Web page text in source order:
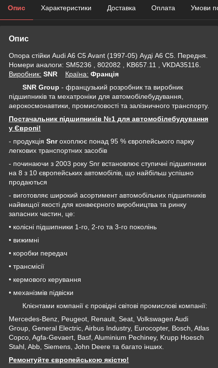
Опис Характеристики Доставка Оплата Умови
Опис
Опора стійки Audi A6 C5 Avant (1997-05) Ауді А6 C5. Передня.
Номери аналоги: SM5236 , 802082 , KB657.11 , VKDA35116.
Виробник: SNR Крaїна: Франція
SNR Group - французький розробник та виробник
підшипників та мехатроніки для автомобілебудування,
аерокосмонавтики, промисловості та залізничного транспорту.
Постачальник підшипників №1 для автомобілебудування
у Європі!
- продукція Snrохоплює понад 95 % європейського парку
легкових транспортних засобів
- починаючи з 2003 року Snr встановлює ступичні підшипники
на 8 з 10 європейських автомобілів, що найбільш успішно
продаються
- виготовляє широкий асортимент автомобільних підшипників
найвищої якості для конвеєрного виробництва та ринку
запасних частин, це:
• колісні підшипники 1-го, 2-го та 3-го поколінь
• вижимні
• коробки передач
• трансмісії
• кермового керування
• механізмів підвіски
Клієнтами компанії є провідні світові промислові компанії:
Mercedes-Benz, Peugeot, Renault, Seat, Volkswagen Audi
Group, General Electric, Airbus Industry, Eurocopter, Bosch, Atlas
Copco, Agfa-Gevaert, Basf, Aluminium Pechiney, Krupp Hoesch
Stahl, Abb, Siemens, John Deere та багато інших.
Ремонтуйте європейською якістю!